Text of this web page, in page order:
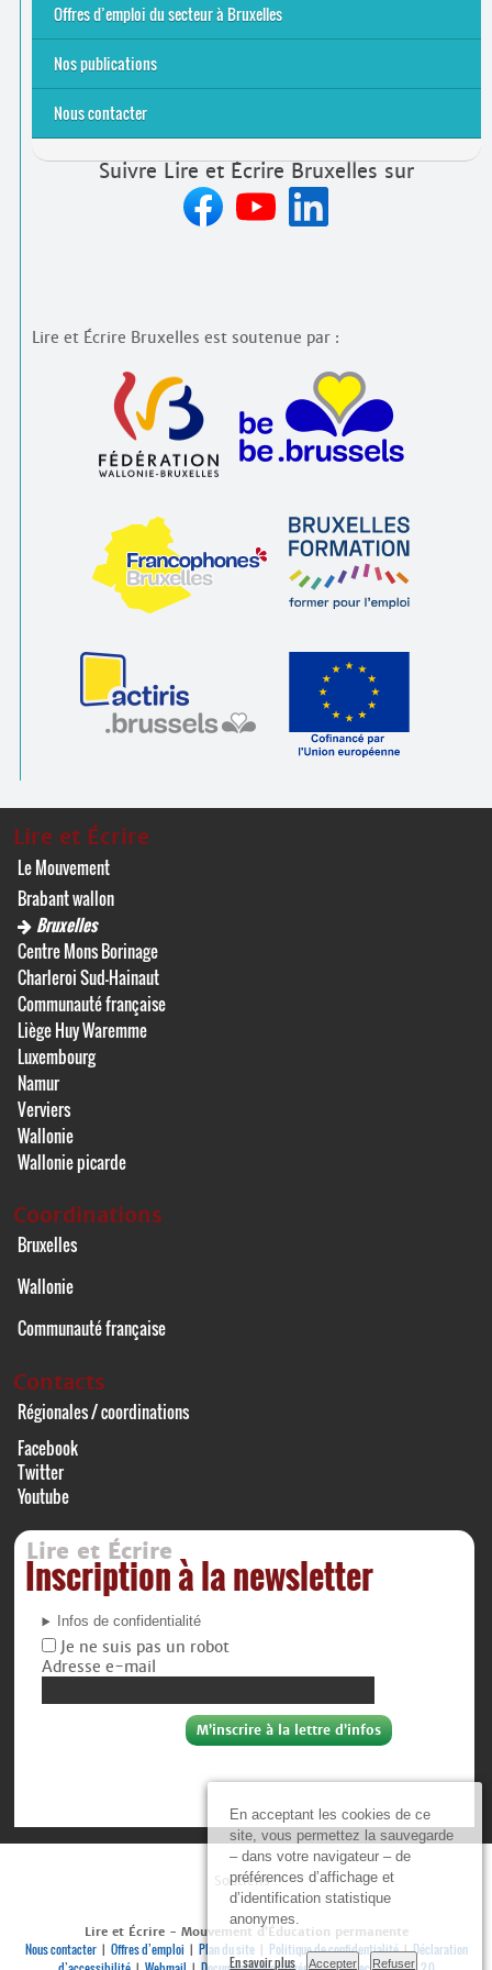
En acceptant les cookies de ce
site, vous permettez la sauvegarde
– dans votre navigateur – de
préférences d’affichage et
d’identification statistique
anonymes.
En savoir plus Accepter Refuser
2021
2024
2025
Offres d’emploi du secteur à Bruxelles
Emplois rémunérés
Bénévolat
Candidature spontanée à Lire et Écrire Bruxelles
Nos publications
Nous contacter
Suivre Lire et Écrire Bruxelles sur
Lire et Écrire Bruxelles est soutenue par :
Lire et Écrire
Le Mouvement
Brabant wallon
Bruxelles
Centre Mons Borinage
Charleroi Sud-Hainaut
Communauté française
Liège Huy Waremme
Luxembourg
Namur
Verviers
Wallonie
Wallonie picarde
Coordinations
Bruxelles
Wallonie
Communauté française
Contacts
Régionales / coordinations
Facebook
Twitter
Youtube
Lire et Écrire
Inscription à la newsletter
Infos de confidentialité
Je ne suis pas un robot
Adresse e-mail
Soutiens :
Lire et Écrire - Mouvement d’Éducation permanente
Nous contacter| Offres d’emploi Plan du site| Politique de confidentialité|Déclaration